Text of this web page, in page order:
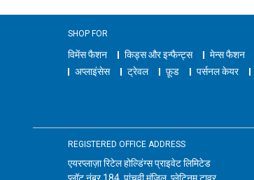
SHOP FOR
विमेंस फैशन किड्स और इन्फैन्ट्स मेन्स फैशन
अप्लाइंसेस
ट्रेवल फ़ूड पर्सनल केयर
REGISTERED OFFICE ADDRESS
एयरप्लाज़ा रिटेल होल्डिंग्स प्राइवेट लिमिटेड
प्लॉट नंबर 184, पांचवी मंजिल, प्लेटिनम टावर